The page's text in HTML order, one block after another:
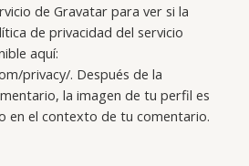
de Gravatar para ver si la
de privacidad del servicio
aquí:
privacy/. Después de la
la imagen de tu perfil es
en el contexto de tu comentario.